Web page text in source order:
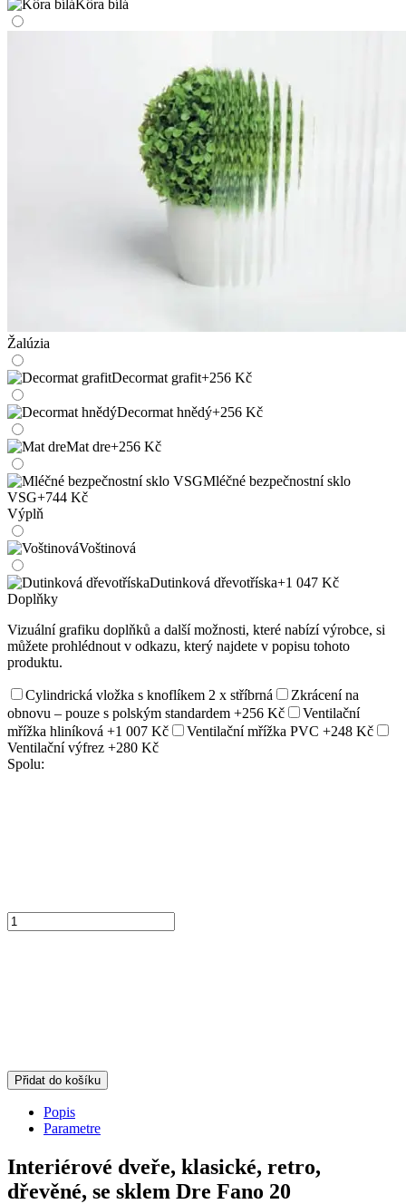
Kôra bílá
Žalúzia
Decormat grafit+256 Kč
Decormat hnědý+256 Kč
Mat dre+256 Kč
Mléčné bezpečnostní sklo
VSG+744 Kč
Výplň
Voštinová
Dutinková dřevotříska+1 047 Kč
Doplňky
Vizuální grafiku doplňků a další možnosti, které nabízí výrobce, si
můžete prohlédnout v odkazu, který najdete v popisu tohoto
produktu.
Cylindrická vložka s knoflíkem 2 x stříbrná
Zkrácení na
obnovu – pouze s polským standardem +256 Kč
Ventilační
mřížka hliníková +1 007 Kč Ventilační mřížka PVC +248 Kč
Ventilační výfrez +280 Kč
Spolu:
Přidat do košíku
Popis
Parametre
Interiérové dveře, klasické, retro,
dřevěné, se sklem Dre Fano 20